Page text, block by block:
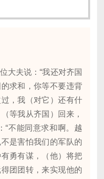
夫说：“我还对齐国
求和，你等不要违背
，我（对它）还有什
等我从齐国）回来，
“不能同意求和啊。越
是害怕我们的军队的
勇有谋，（他）将把
团团转，来实现他的